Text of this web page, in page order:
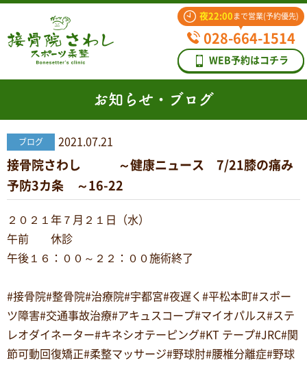
夜22:00 まで営業(予約優先)
028-664-1514
WEB予約はコチラ
お知らせ・ブログ
ブログ 2021.07.21
接骨院さわし ～健康ニュース 7/21膝の痛み
予防3カ条 ～16-22
２０２１年７月２１日（水）
午前 休診
午後１６：００～２２：００施術終了
#接骨院#整骨院#治療院#宇都宮#夜遅く#平松本町#スポー
ツ障害#交通事故治療#アキュスコープ#マイオパルス#ステ
レオダイネーター#キネシオテーピング#KT テープ#JRC#関
節可動回復矯正#柔整マッサージ#野球肘#腰椎分離症#野球